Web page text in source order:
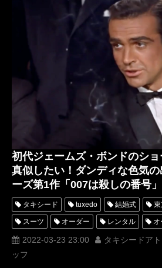
レンタルタキシード東京
レンタルタキシード名古屋 横浜
タキシードレ
ジェームズボ
ロシアより愛をこめて 危
初代ジェームズ・ボンドのシ
真似したい！ダンディな色気の
ーズ第1作「007は殺しの番号
タキシード tuxedo 結婚式
スーツ オーダー レンタル オ
レンタルタキシード ロッソネロ
MUNETAKAYOKOYAMA
2022-03-23 23:00
タキシードア
ッフ